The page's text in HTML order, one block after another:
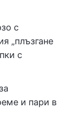
с
„плъзгане
с
и пари в